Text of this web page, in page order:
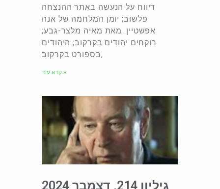
דיווח על הנעשה באתר ההנצחה
פלשוב; יומן המלחמה של אנה
אפשטיין. מאת מאיה מלצר-גבע;
רוקחים יהודים בקרקוב; היהודים
בספורט בקרקוב;
קרא עוד »
גיליון 214, דצמבר 2024